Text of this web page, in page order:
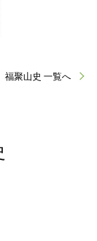
福聚山史 一覧へ